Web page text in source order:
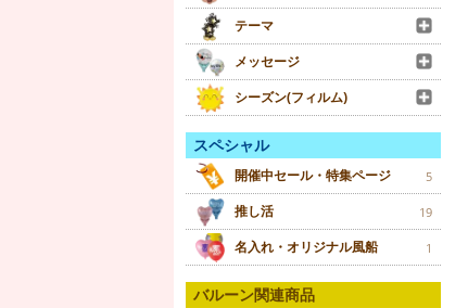
テーマ
メッセージ
シーズン(フィルム)
スペシャル
開催中セール・特集ページ 5
推し活 19
名入れ・オリジナル風船 1
バルーン関連商品